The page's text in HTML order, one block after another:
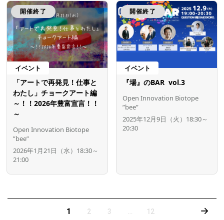
開催終了
イベント
「アートで再発見！仕事と
わたし」チョークアート編
～！！2026年豊富宣言！！
～
Open Innovation Biotope
”bee”
2026年1月21日（水）18:30～
21:00
開催終了
イベント
『場』のBAR vol.3
Open Innovation Biotope
”bee”
2025年12月9日（火）18:30～
20:30
1 2 3 12